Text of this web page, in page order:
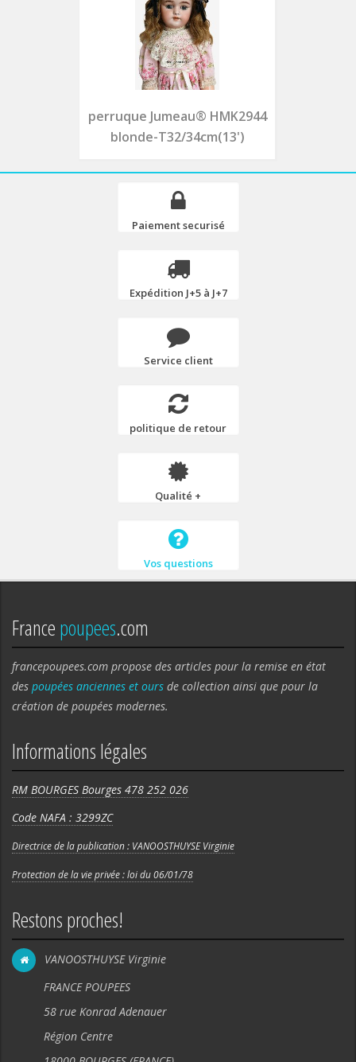
perruque Jumeau® HMK2944
blonde-T32/34cm(13')
Paiement securisé
Expédition J+5 à J+7
Service client
politique de retour
Qualité +
Vos questions
Francepoupees.com
francepoupees.com propose des articles pour la remise en état
des poupées anciennes et ours de collection ainsi que pour la
création de poupées modernes.
Informations légales
RM BOURGES Bourges 478 252 026
Code NAFA : 3299ZC
Directrice de la publication : VANOOSTHUYSE Virginie
Protection de la vie privée : loi du 06/01/78
Restons proches!
VANOOSTHUYSE Virginie
FRANCE POUPEES
58 rue Konrad Adenauer
Région Centre